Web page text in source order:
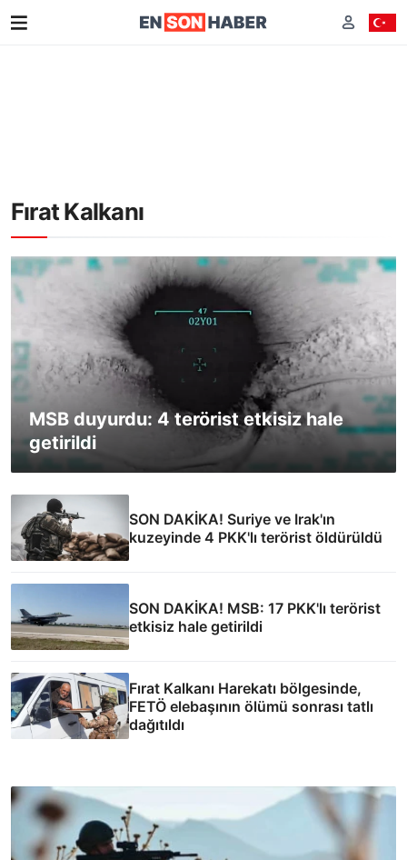
Fırat Kalkanı
MSB duyurdu: 4 terörist etkisiz hale
getirildi
SON DAKİKA! Suriye ve Irak'ın
kuzeyinde 4 PKK'lı terörist öldürüldü
SON DAKİKA! MSB: 17 PKK'lı terörist
etkisiz hale getirildi
Fırat Kalkanı Harekatı bölgesinde,
FETÖ elebaşının ölümü sonrası tatlı
dağıtıldı